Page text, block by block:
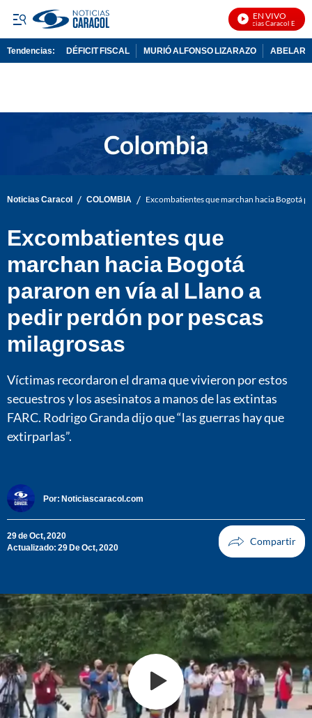
EN VIVO
Noticias Caracol En Vivo
Tendencias: DÉFICIT FISCAL MURIÓ ALFONSO LIZARAZO
Noticias Caracol / COLOMBIA / Excombatientes que marchan hacia Bogotá
Excombatientes que
marchan hacia Bogotá
pararon en vía al Llano a
pedir perdón por pescas
milagrosas
Víctimas recordaron el drama que vivieron por estos
secuestros y los asesinatos a manos de las extintas
FARC. Rodrigo Granda dijo que “las guerras hay que
extirparlas”.
Por: Noticiascaracol.com
29 de Oct, 2020
Actualizado: 29 De Oct, 2020